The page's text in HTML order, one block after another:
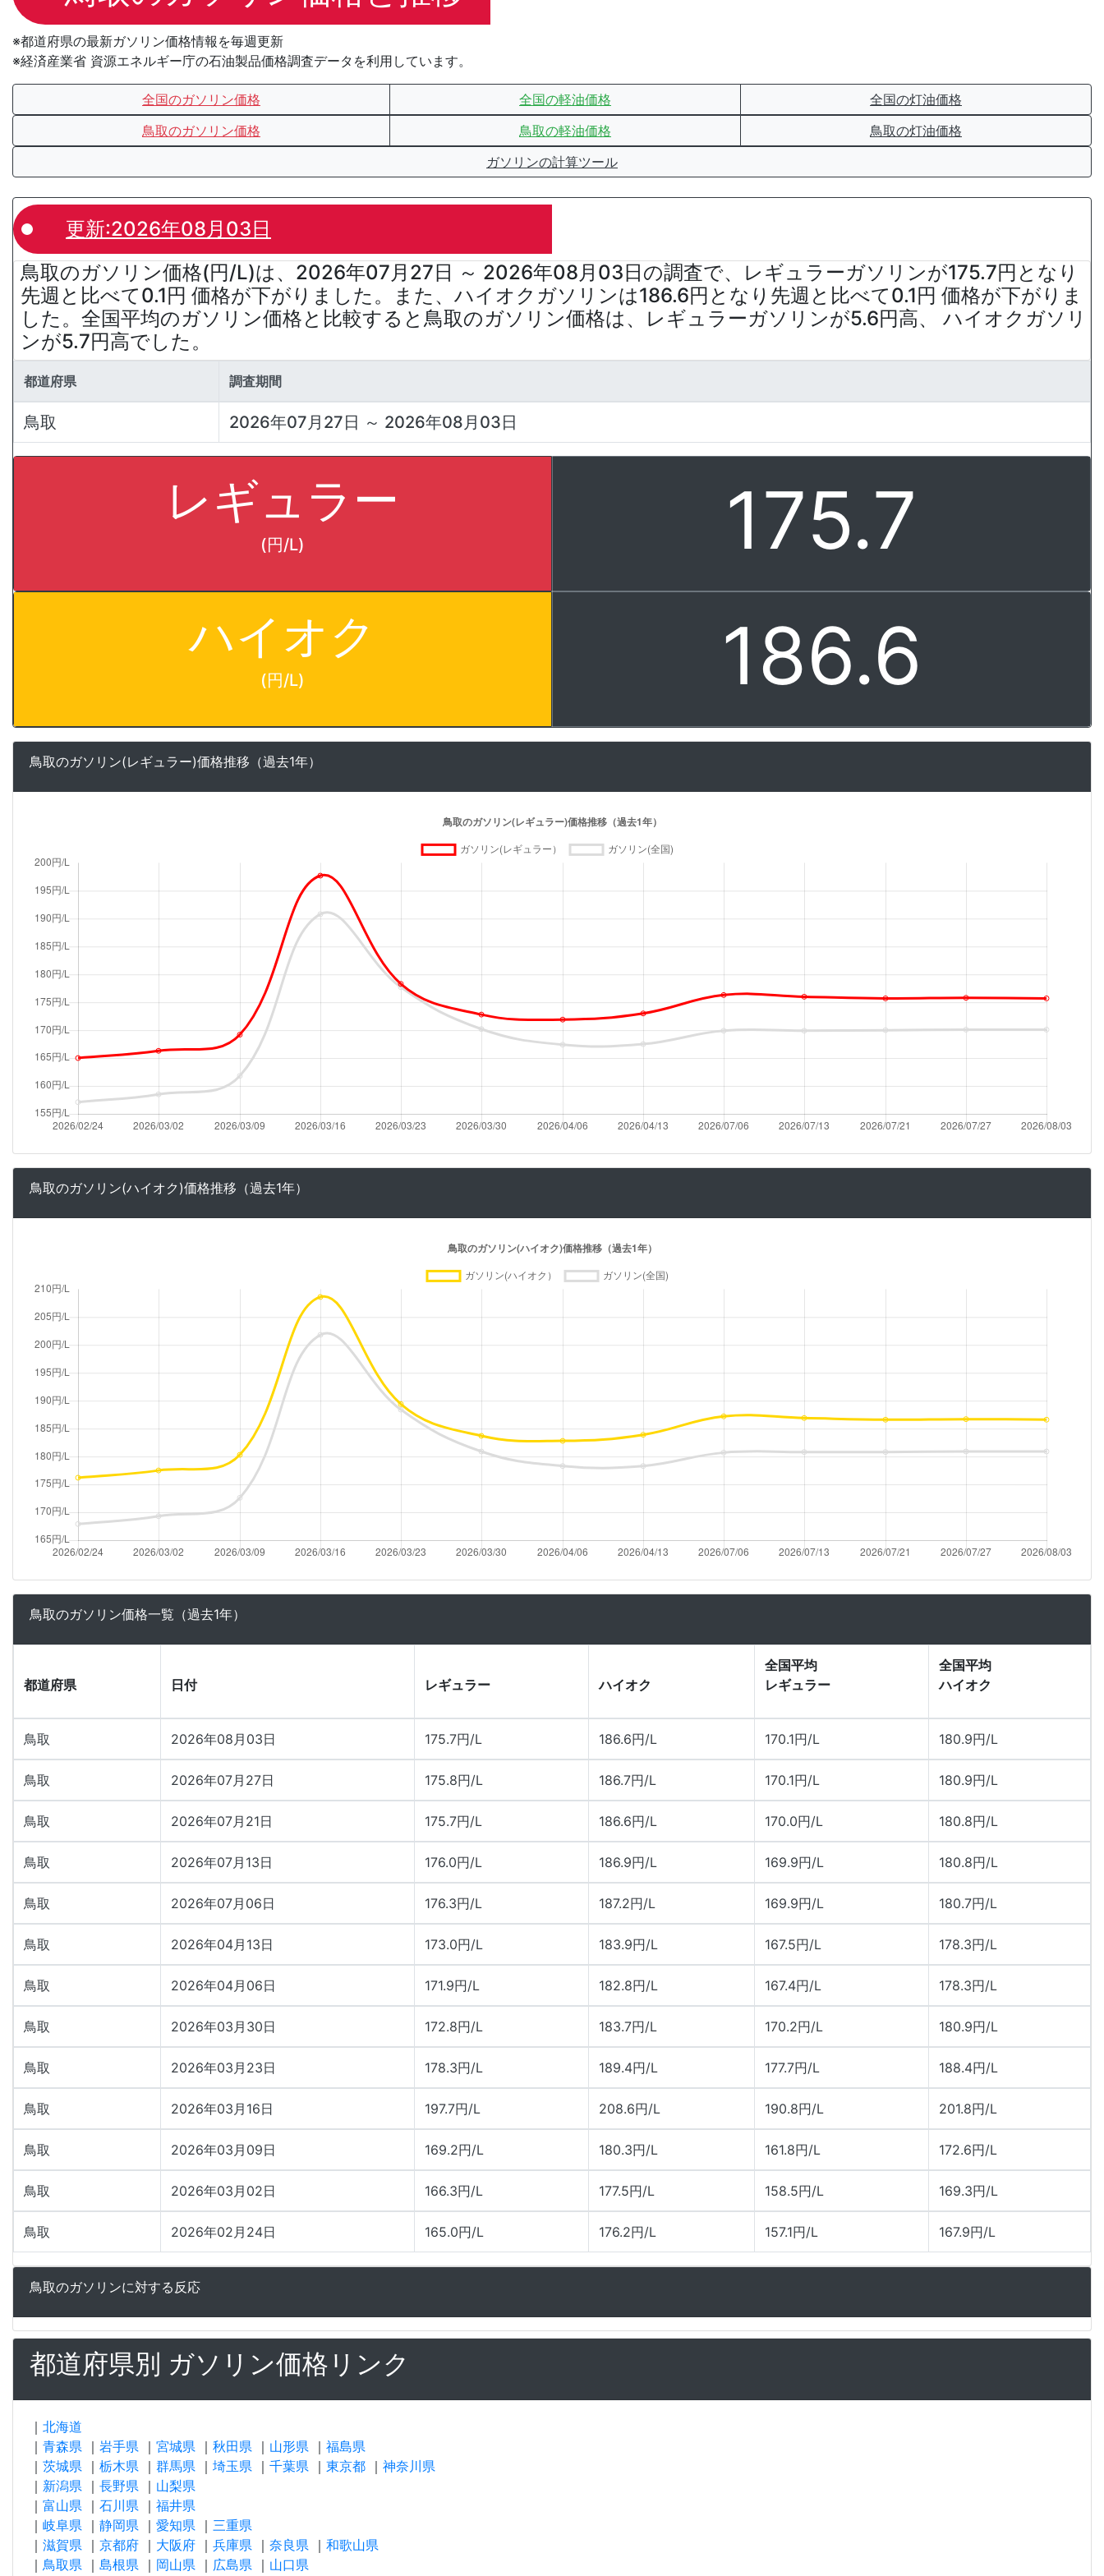
※都道府県の最新ガソリン価格情報を毎週更新
※経済産業省 資源エネルギー庁の石油製品価格調査データを利用しています。
全国のガソリン価格 全国の軽油価格
全国の灯油価格
鳥取のガソリン価格
鳥取の軽油価格
鳥取の灯油価格
ガソリンの計算ツール
更新:2026年08月03日
鳥取のガソリン価格(円/L)は、2026年07月27日 ～ 2026年08月03日の調査で、レギュラーガソリンが175.7円となり
先週と比べて0.1円 価格が下がりました。また、ハイオクガソリンは186.6円となり先週と比べて0.1円 価格が下がりま
した。全国平均のガソリン価格と比較すると鳥取のガソリン価格は、レギュラーガソリンが5.6円高、 ハイオクガソリ
ンが5.7円高でした。
都道府県 調査期間
鳥取 2026年07月27日 ～ 2026年08月03日
レギュラー
(円/L) 175.7
ハイオク
(円/L) 186.6
鳥取のガソリン(レギュラー)価格推移（過去1年）
鳥取のガソリン(ハイオク)価格推移（過去1年）
鳥取のガソリン価格一覧（過去1年）
都道府県 日付 レギュラー ハイオク
全国平均
レギュラー
全国平均
ハイオク
鳥取 2026年08月03日 175.7円/L 186.6円/L 170.1円/L 180.9円/L
鳥取 2026年07月27日 175.8円/L 186.7円/L 170.1円/L 180.9円/L
鳥取 2026年07月21日 175.7円/L 186.6円/L 170.0円/L 180.8円/L
鳥取 2026年07月13日 176.0円/L 186.9円/L 169.9円/L 180.8円/L
鳥取 2026年07月06日 176.3円/L 187.2円/L 169.9円/L 180.7円/L
鳥取 2026年04月13日 173.0円/L 183.9円/L 167.5円/L 178.3円/L
鳥取 2026年04月06日 171.9円/L 182.8円/L 167.4円/L 178.3円/L
鳥取 2026年03月30日 172.8円/L 183.7円/L 170.2円/L 180.9円/L
鳥取 2026年03月23日 178.3円/L 189.4円/L 177.7円/L 188.4円/L
鳥取 2026年03月16日 197.7円/L 208.6円/L 190.8円/L 201.8円/L
鳥取 2026年03月09日 169.2円/L 180.3円/L 161.8円/L 172.6円/L
鳥取 2026年03月02日 166.3円/L 177.5円/L 158.5円/L 169.3円/L
鳥取 2026年02月24日 165.0円/L 176.2円/L 157.1円/L 167.9円/L
鳥取のガソリンに対する反応
都道府県別 ガソリン価格リンク
｜ 北海道
｜ 青森県 ｜ 岩手県 ｜ 宮城県 ｜ 秋田県 ｜ 山形県 ｜ 福島県
｜ 茨城県 ｜ 栃木県 ｜ 群馬県 ｜ 埼玉県 ｜ 千葉県 ｜ 東京都 ｜ 神奈川県
｜ 新潟県 ｜ 長野県 ｜ 山梨県
｜ 富山県 ｜ 石川県 ｜ 福井県
｜ 岐阜県 ｜ 静岡県 ｜ 愛知県 ｜ 三重県
｜ 滋賀県 ｜ 京都府 ｜ 大阪府 ｜ 兵庫県 ｜ 奈良県 ｜ 和歌山県
｜ 鳥取県 ｜ 島根県 ｜ 岡山県 ｜ 広島県 ｜ 山口県